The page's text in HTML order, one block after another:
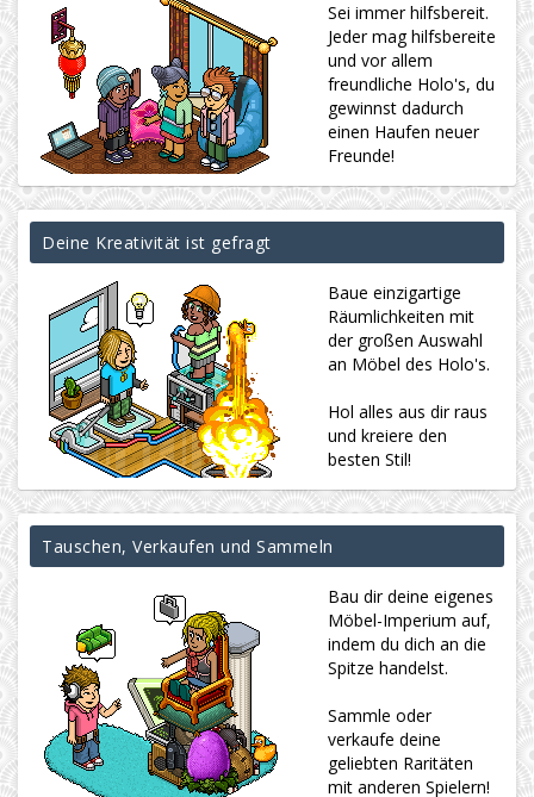
Sei immer hilfsbereit.
Jeder mag hilfsbereite
und vor allem
freundliche Holo's, du
gewinnst dadurch
einen Haufen neuer
Freunde!
Deine Kreativität ist gefragt
Baue einzigartige
Räumlichkeiten mit
der großen Auswahl
an Möbel des Holo's.
Hol alles aus dir raus
und kreiere den
besten Stil!
Tauschen, Verkaufen und Sammeln
Bau dir deine eigenes
Möbel-Imperium auf,
indem du dich an die
Spitze handelst.
Sammle oder
verkaufe deine
geliebten Raritäten
mit anderen Spielern!